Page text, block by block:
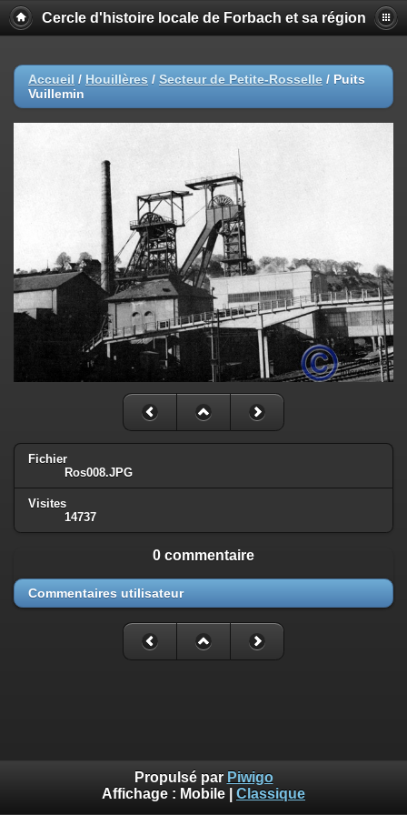
Cercle d'histoire locale de Forbach et sa région
Accueil / Houillères / Secteur de Petite-Rosselle / Puits
Vuillemin
Fichier
Ros008.JPG
Visites
14737
0 commentaire
Commentaires utilisateur
Propulsé par Piwigo
Affichage : Mobile Classique